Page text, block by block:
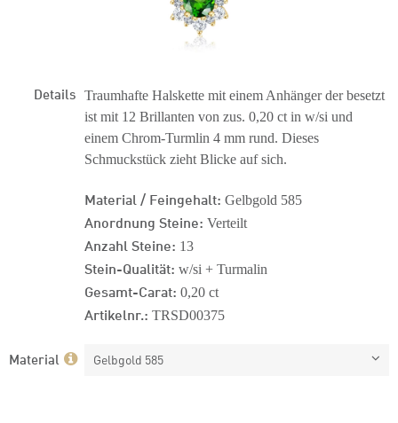
Details Traumhafte Halskette mit einem Anhänger der besetzt
ist mit 12 Brillanten von zus. 0,20 ct in w/si und
einem Chrom-Turmlin 4 mm rund. Dieses
Schmuckstück zieht Blicke auf sich.
Material / Feingehalt: Gelbgold 585
Anordnung Steine: Verteilt
Anzahl Steine: 13
Stein-Qualität: w/si + Turmalin
Gesamt-Carat: 0,20 ct
Artikelnr.: TRSD00375
Material Gelbgold 585